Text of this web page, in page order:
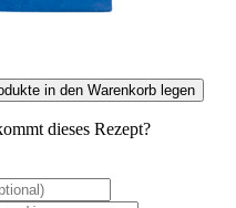
in den Warenkorb legen
dieses Rezept?